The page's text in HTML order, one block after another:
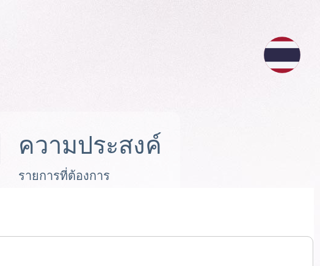
ความประสงค์
รายการที่ต้องการ